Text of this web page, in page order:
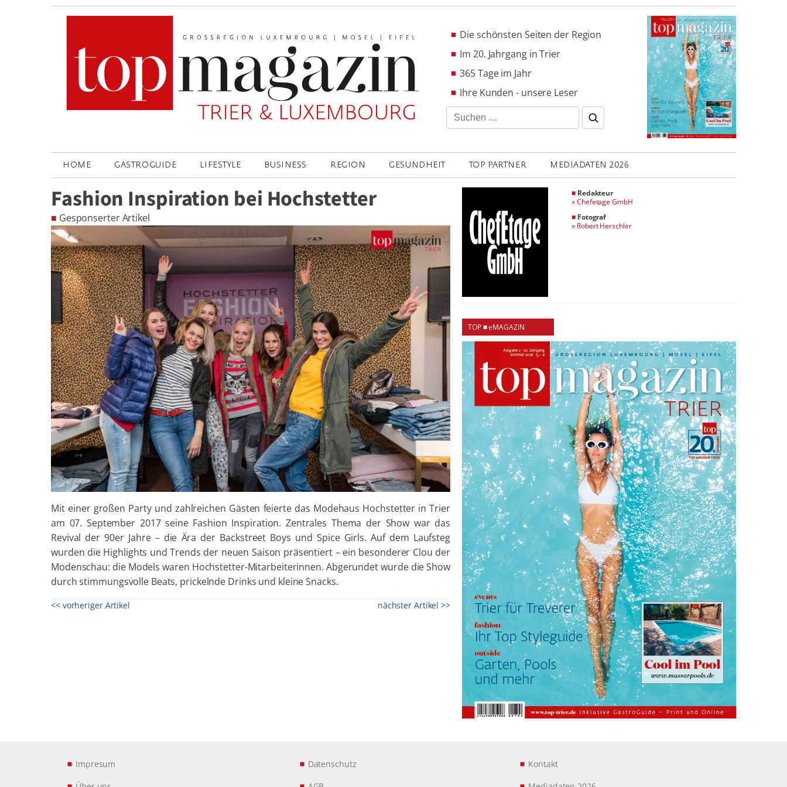
Die schönsten Seiten der Region
Im 20. Jahrgang in Trier
365 Tage im Jahr
Ihre Kunden - unsere Leser
Suchen
nach:
HOME GASTROGUIDE LIFESTYLE BUSINESS REGION GESUNDHEIT TOP PARTNER MEDIADATEN 2026
Fashion Inspiration bei Hochstetter
■ Gesponserter Artikel
Mit einer großen Party und zahlreichen Gästen feierte das Modehaus Hochstetter in Trier
am 07. September 2017 seine Fashion Inspiration. Zentrales Thema der Show war das
Revival der 90er Jahre – die Ära der Backstreet Boys und Spice Girls. Auf dem Laufsteg
wurden die Highlights und Trends der neuen Saison präsentiert – ein besonderer Clou der
Modenschau: die Models waren Hochstetter-Mitarbeiterinnen. Abgerundet wurde die Show
durch stimmungsvolle Beats, prickelnde Drinks und kleine Snacks.
<< vorheriger Artikel nächster Artikel >>
■ Redakteur
»Chefetage GmbH
■ Fotograf
» Robert Herschler
TOP ■ eMAGAZIN
Impresum
Datenschutz
Kontakt